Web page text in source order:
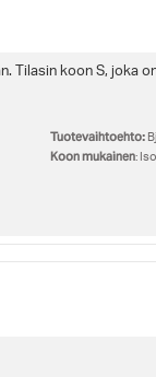
Tilasin koon S, joka
Tuotevaihtoehto:
Koon mukainen: Iso